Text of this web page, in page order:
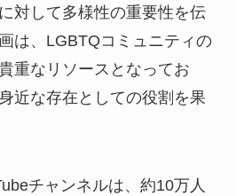
対して多様性の重要性を伝
は、LGBTQコミュニティの
重なリソースとなってお
近な存在としての役割を果
チャンネルは、約10万人